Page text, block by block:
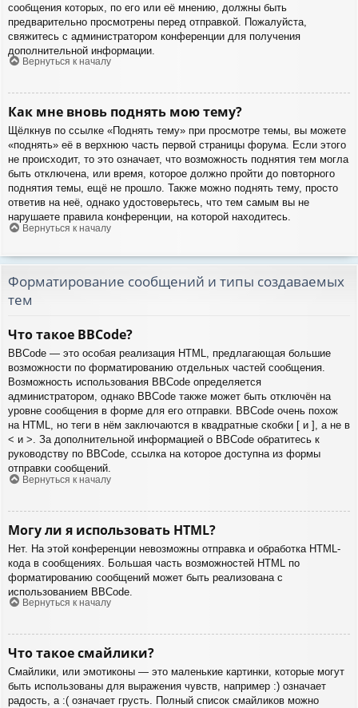
сообщения которых, по его или её мнению, должны быть
предварительно просмотрены перед отправкой. Пожалуйста,
свяжитесь с администратором конференции для получения
дополнительной информации.
Вернуться к началу
Как мне вновь поднять мою тему?
Щёлкнув по ссылке «Поднять тему» при просмотре темы, вы можете
«поднять» её в верхнюю часть первой страницы форума. Если этого
не происходит, то это означает, что возможность поднятия тем могла
быть отключена, или время, которое должно пройти до повторного
поднятия темы, ещё не прошло. Также можно поднять тему, просто
ответив на неё, однако удостоверьтесь, что тем самым вы не
нарушаете правила конференции, на которой находитесь.
Вернуться к началу
Форматирование сообщений и типы создаваемых
тем
Что такое BBCode?
BBCode — это особая реализация HTML, предлагающая большие
возможности по форматированию отдельных частей сообщения.
Возможность использования BBCode определяется
администратором, однако BBCode также может быть отключён на
уровне сообщения в форме для его отправки. BBCode очень похож
на HTML, но теги в нём заключаются в квадратные скобки [ и ], а не в
< и >. За дополнительной информацией о BBCode обратитесь к
руководству по BBCode, ссылка на которое доступна из формы
отправки сообщений.
Вернуться к началу
Могу ли я использовать HTML?
Нет. На этой конференции невозможны отправка и обработка HTML-
кода в сообщениях. Большая часть возможностей HTML по
форматированию сообщений может быть реализована с
использованием BBCode.
Вернуться к началу
Что такое смайлики?
Смайлики, или эмотиконы — это маленькие картинки, которые могут
быть использованы для выражения чувств, например :) означает
радость, а :( означает грусть. Полный список смайликов можно